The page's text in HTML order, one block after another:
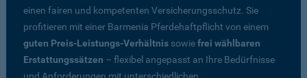
einen fairen und kompetenten Versicherungsschutz. Sie
profitieren mit einer Barmenia Pferdehaftpflicht von einem
guten Preis-Leistungs-Verhältnis sowiefrei wählbaren
Erstattungssätzen – flexibel angepasst an Ihre Bedürfnisse